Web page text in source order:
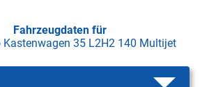
Fahrzeugdaten für
Kastenwagen 35 L2H2 140 Multijet